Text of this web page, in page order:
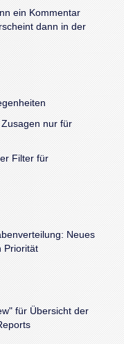
ein Kommentar
dann in der
nur für
Filter für
Neues
Priorität
für Übersicht der